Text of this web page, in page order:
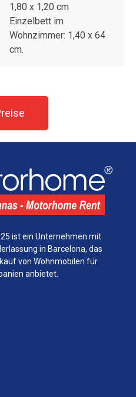
1,80 x 1,20 cm
Einzelbett im
Wohnzimmer: 1,40 x 64
cm.
ist ein Unternehmen mit
in Barcelona, ​​das
von Wohnmobilen für
anbietet.